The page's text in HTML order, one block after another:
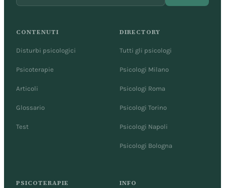
CONTENUTI
Disturbi psicologici
Psicoterapie
Articoli
Glossario
Test
DIRECTORY
Tutti gli psicologi
Psicologi Milano
Psicologi Roma
Psicologi Torino
Psicologi Napoli
Psicologi Bologna
PSICOTERAPIE INFO